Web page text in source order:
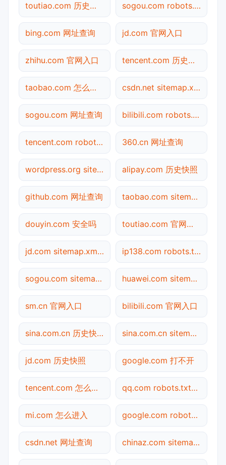
toutiao.com 历史快照 sogou.com robots.txt检测
bing.com 网址查询 jd.com 官网入口
zhihu.com 官网入口 tencent.com 历史快照
taobao.com 怎么进入 csdn.net sitemap.xml检测
sogou.com 网址查询 bilibili.com robots.txt检测
tencent.com robots.txt检测 360.cn 网址查询
wordpress.org sitemap.xml检测 alipay.com 历史快照
github.com 网址查询 taobao.com sitemap.xml检测
douyin.com 安全吗 toutiao.com 官网入口
jd.com sitemap.xml检测 ip138.com robots.txt检测
sogou.com sitemap.xml检测 huawei.com sitemap.xml检测
sm.cn 官网入口 bilibili.com 官网入口
sina.com.cn 历史快照 sina.com.cn sitemap.xml检测
jd.com 历史快照 google.com 打不开
tencent.com 怎么进入 qq.com robots.txt检测
mi.com 怎么进入 google.com robots.txt检测
csdn.net 网址查询 chinaz.com sitemap.xml检测